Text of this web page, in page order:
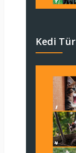
Kedi